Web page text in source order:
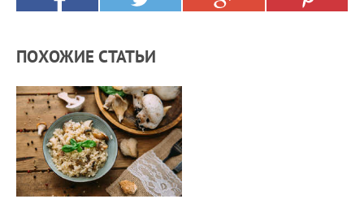
ПОХОЖИЕ СТАТЬИ